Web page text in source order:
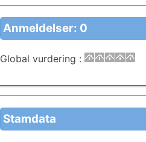
Anmeldelser: 0
Global vurdering :
Stamdata